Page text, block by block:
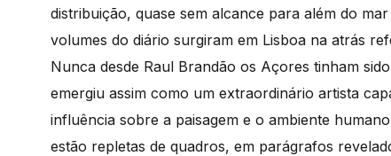
distribuição, quase sem alcance para além do
volumes do diário surgiram em Lisboa na atrás
Nunca desde Raul Brandão os Açores tinham
emergiu assim como um extraordinário artista
influência sobre a paisagem e o ambiente
estão repletas de quadros, em parágrafos